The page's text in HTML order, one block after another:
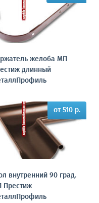
желоба МП
длинный
от 510 р.
внутренний 90 град.